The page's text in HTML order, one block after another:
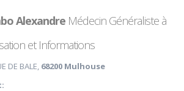
Alexandre Médecin Généraliste à
et Informations
DE BALE, 68200 Mulhouse